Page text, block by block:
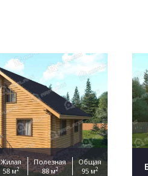
Жилая
58 м2
Полезная
88 м2
Общая
95 м2